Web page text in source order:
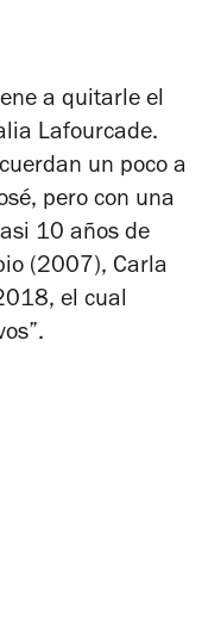
a quitarle el
Lafourcade.
un poco a
pero con una
10 años de
(2007), Carla
el cual